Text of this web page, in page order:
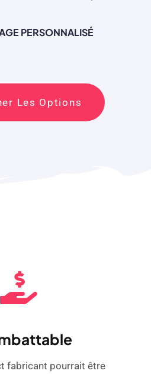
PERSONNALISÉ
Les Options
fabricant pourrait être